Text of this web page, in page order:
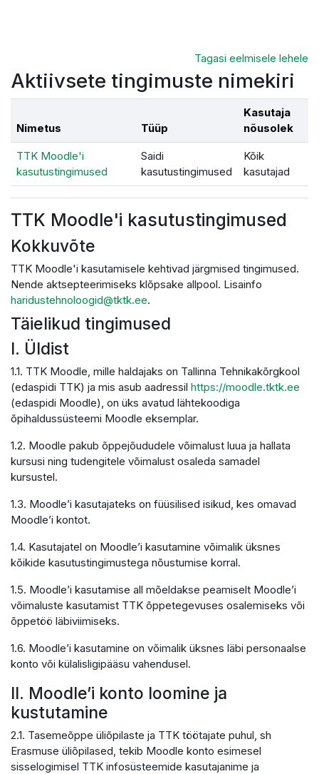
Tagasi eelmisele lehele
Aktiivsete tingimuste nimekiri
Nimetus Tüüp
Kasutaja
nõusolek
TTK Moodle'i
kasutustingimused
Saidi
kasutustingimused
Kõik
kasutajad
TTK Moodle'i kasutustingimused
Kokkuvõte
TTK Moodle'i kasutamisele kehtivad järgmised tingimused.
Nende aktsepteerimiseks klõpsake allpool. Lisainfo
haridustehnoloogid@tktk.ee.
Täielikud tingimused
I. Üldist
1.1. TTK Moodle, mille haldajaks on Tallinna Tehnikakõrgkool
(edaspidi TTK) ja mis asub aadressil https://moodle.tktk.ee
(edaspidi Moodle), on üks avatud lähtekoodiga
õpihaldussüsteemi Moodle eksemplar.
1.2. Moodle pakub õppejõududele võimalust luua ja hallata
kursusi ning tudengitele võimalust osaleda samadel
kursustel.
1.3. Moodle’i kasutajateks on füüsilised isikud, kes omavad
Moodle’i kontot.
1.4. Kasutajatel on Moodle’i kasutamine võimalik üksnes
kõikide kasutustingimustega nõustumise korral.
1.5. Moodle’i kasutamise all mõeldakse peamiselt Moodle’i
võimaluste kasutamist TTK õppetegevuses osalemiseks või
õppetöö läbiviimiseks.
1.6. Moodle’i kasutamine on võimalik üksnes läbi personaalse
konto või külalisligipääsu vahendusel.
II. Moodle’i konto loomine ja
kustutamine
2.1. Tasemeõppe üliõpilaste ja TTK töötajate puhul, sh
Erasmuse üliõpilased, tekib Moodle konto esimesel
sisselogimisel TTK infosüsteemide kasutajanime ja